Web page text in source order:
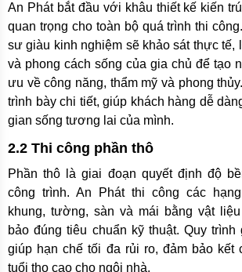
An Phát bắt đầu với khâu thiết kế kiến
quan trọng cho toàn bộ quá trình thi
sư giàu kinh nghiệm sẽ khảo sát thực tế,
và phong cách sống của gia chủ để tạo
ưu về công năng, thẩm mỹ và phong
trình bày chi tiết, giúp khách hàng dễ
gian sống tương lai của mình.
2.2 Thi công phần thô
Phần thô là giai đoạn quyết định độ
công trình. An Phát thi công các
khung, tường, sàn và mái bằng vật
bảo đúng tiêu chuẩn kỹ thuật. Quy trình
giúp hạn chế tối đa rủi ro, đảm bảo kết
tuổi thọ cao cho ngôi nhà.